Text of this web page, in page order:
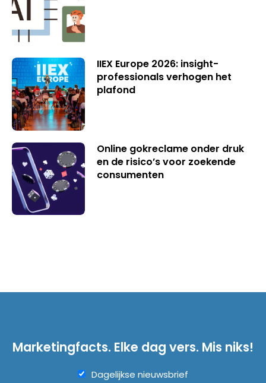
IIEX Europe 2026: insight-
professionals verhogen het
plafond
Online gokreclame onder druk
en de risico’s voor zoekende
consumenten
Marketingfacts. Elke dag vers. Mis niks!
Dagelijkse nieuwsbrief